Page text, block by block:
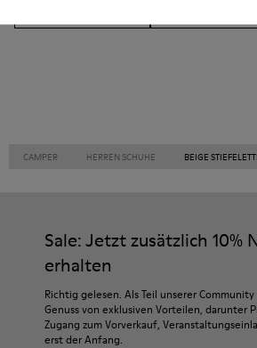
CAMPER HERREN SCHUHE BEIGE
Sale: Jetzt zusätzlich 10%
erhalten
Richtig gelesen. Als Teil unserer
Genuss von exklusiven Vorteilen, darunter
Zugang zum Vorverkauf,
erst der Anfang.